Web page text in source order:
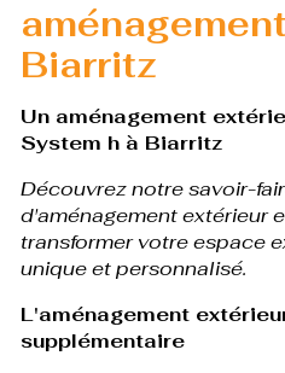
Biarritz
Un aménagement
System h à Biarritz
Découvrez notre savoir-
d'aménagement extérieur
transformer votre espace
unique et personnalisé.
L'aménagement
supplémentaire